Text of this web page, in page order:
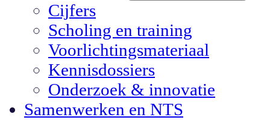
Cijfers
Scholing en training
Voorlichtingsmateriaal
Kennisdossiers
Onderzoek & innovatie
Samenwerken en NTS